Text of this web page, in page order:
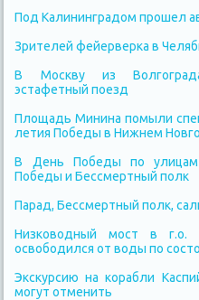
Под Калининградом прошел
Зрителей фейерверка в
В Москву из
эстафетный поезд
Площадь Минина помыли
летия Победы в Нижнем
В День Победы по улицам
Победы и Бессмертный полк
Парад, Бессмертный полк,
Низководный мост в г.о.
освободился от воды по
Экскурсию на корабли
могут отменить